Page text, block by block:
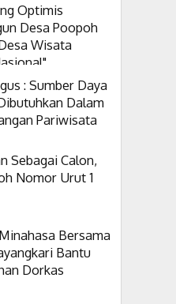
Optimis
Desa Poopoh
Wisata
: Sumber Daya
Dalam
Pariwisata
Sebagai Calon,
Nomor Urut 1
Bersama
Bantu
Dorkas